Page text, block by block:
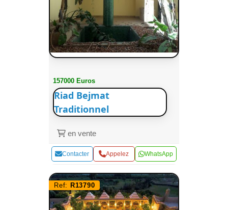
157000 Euros
Riad Bejmat
Traditionnel
en vente
Contacter Appelez WhatsApp
Ref: R13790